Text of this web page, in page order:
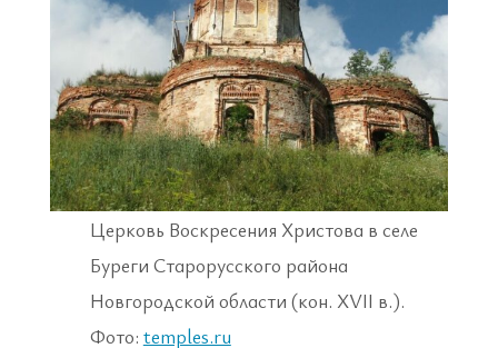
Церковь Воскресения Христова в селе
Буреги Старорусского района
Новгородской области (кон. XVII в.).
Фото: temples.ru